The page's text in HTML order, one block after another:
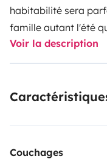
habitabilité sera
famille autant l'été
confortable avec les
assez maniable.
sauvage grace à son
Voir la description
Couchages